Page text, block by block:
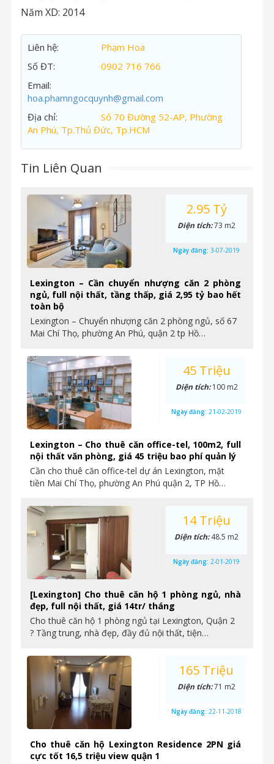
Năm XD: 2014
Liên hệ:
Phạm Hoa
Số ĐT:
0902 716 766
Email:
hoa.phamngocquynh@gmail.com
Địa chỉ:
Số 70 Đường 52-AP, Phường
An Phú, Tp.Thủ Đức, Tp.HCM
Tin Liên Quan
Lexington – Cần chuyển nhượng căn 2 phòng
ngủ, full nội thất, tầng thấp, giá 2,95 tỷ bao hết
toàn bộ
Lexington – Chuyển nhượng căn 2 phòng ngủ, số 67
Mai Chí Thọ, phường An Phú, quận 2 tp Hồ…
2.95 Tỷ
Diện tích:73 m2
Ngày đăng: 3-07-2019
Lexington – Cho thuê căn office-tel, 100m2, full
nội thất văn phòng, giá 45 triệu bao phí quản lý
Cần cho thuê căn office-tel dự án Lexington, mặt
tiền Mai Chí Thọ, phường An Phú quận 2, TP Hồ…
45 Triệu
Diện tích:100 m2
Ngày đăng: 21-02-2019
[Lexington] Cho thuê căn hộ 1 phòng ngủ, nhà
đẹp, full nội thất, giá 14tr/ tháng
Cho thuê căn hộ 1 phòng ngủ tại Lexington, Quận 2
? Tầng trung, nhà đẹp, đầy đủ nội thất, tiện…
14 Triệu
Diện tích:48.5 m2
Ngày đăng: 2-01-2019
Cho thuê căn hộ Lexington Residence 2PN giá
cực tốt 16,5 triệu view quận 1
165 Triệu
Diện tích:71 m2
Ngày đăng: 22-11-2018